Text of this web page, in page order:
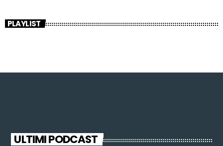
PLAYLIST
ULTIMI PODCAST